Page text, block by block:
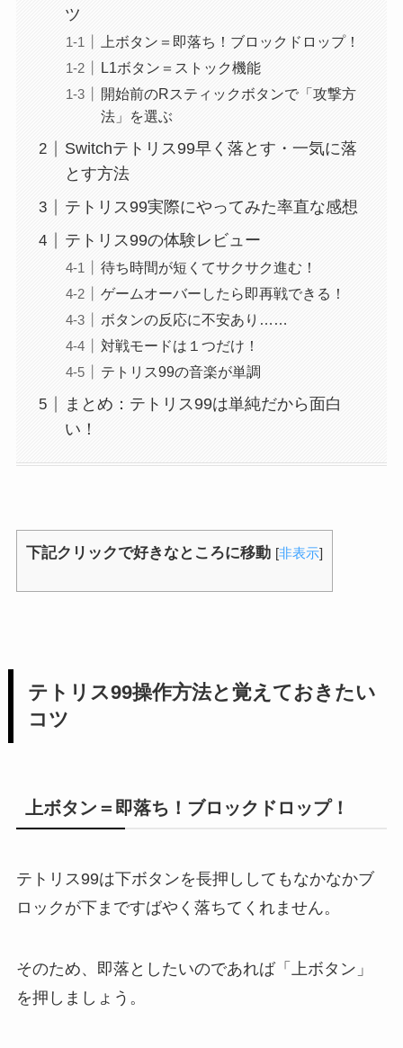
ツ
上ボタン＝即落ち！ブロックドロップ！
L1ボタン＝ストック機能
開始前のRスティックボタンで「攻撃方
法」を選ぶ
Switchテトリス99早く落とす・一気に落
とす方法
テトリス99実際にやってみた率直な感想
テトリス99の体験レビュー
待ち時間が短くてサクサク進む！
ゲームオーバーしたら即再戦できる！
ボタンの反応に不安あり……
対戦モードは１つだけ！
テトリス99の音楽が単調
まとめ：テトリス99は単純だから面白
い！
下記クリックで好きなところに移動 [非表示]
テトリス99操作方法と覚えておきたい
コツ
上ボタン＝即落ち！ブロックドロップ！
テトリス99は下ボタンを長押ししてもなかなかブ
ロックが下まですばやく落ちてくれません。
そのため、即落としたいのであれば「上ボタン」
を押しましょう。